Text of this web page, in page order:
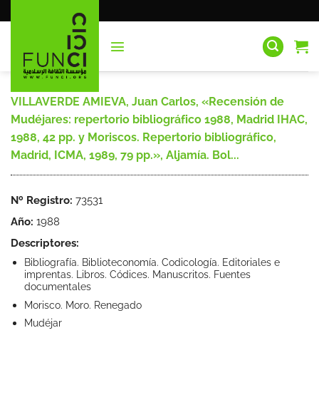
al
VILLAVERDE AMIEVA, Juan Carlos, «Recensión de
Mudéjares: repertorio bibliográfico 1988, Madrid IHAC,
1988, 42 pp. y Moriscos. Repertorio bibliográfico,
Madrid, ICMA, 1989, 79 pp.», Aljamía. Bol...
Nº Registro: 73531
Año: 1988
Descriptores:
Bibliografía. Biblioteconomía. Codicología. Editoriales e
imprentas. Libros. Códices. Manuscritos. Fuentes
documentales
Morisco. Moro. Renegado
Mudéjar